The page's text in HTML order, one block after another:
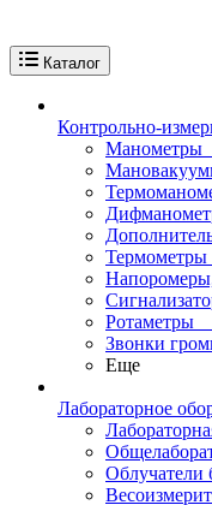
Каталог
Контрольно-
Манометры
Термометры
Ротаметры
Звонки
Еще
Лабораторное
Облучатели